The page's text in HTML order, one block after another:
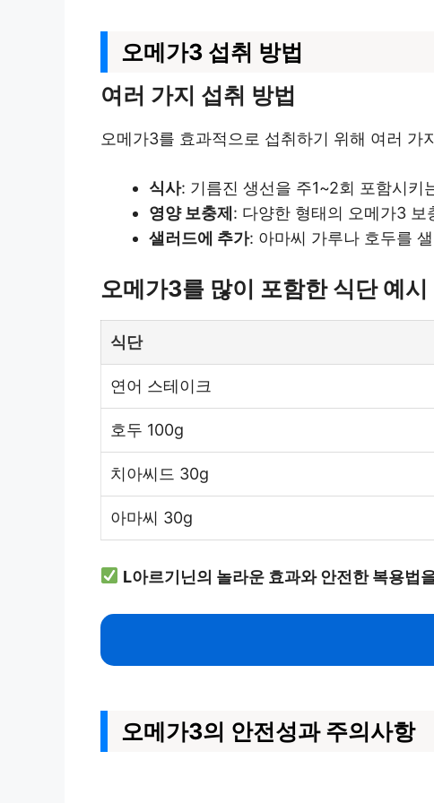
오메가3 섭취 방법
여러 가지 섭취 방법
오메가3를 효과적으로 섭취하기 위해 여러
식사: 기름진 생선을 주1~2회 포함시키
영양 보충제: 다양한 형태의 오메가3
샐러드에 추가: 아마씨 가루나 호두를
오메가3를 많이 포함한 식단 예시
식단
연어 스테이크
호두 100g
치아씨드 30g
아마씨 30g
L아르기닌의 놀라운 효과와 안전한 복용법
오메가3의 안전성과 주의사항